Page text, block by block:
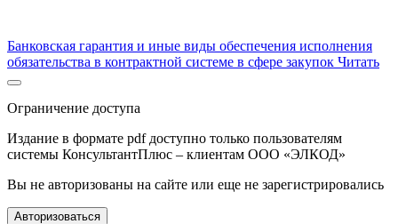
Банковская гарантия и иные виды обеспечения исполнения
обязательства в контрактной системе в сфере закупок Читать
Ограничение доступа
Издание в формате pdf доступно только пользователям
системы КонсультантПлюс – клиентам ООО «ЭЛКОД»
Вы не авторизованы на сайте или еще не зарегистрировались
Авторизоваться